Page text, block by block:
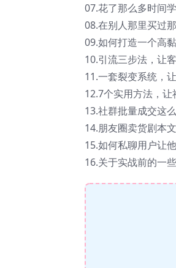
07.花了那么多时间
08.在别人那里买过
09.如何打造一个高
10.引流三步法，让
11.一套裂变系统，
12.7个实用方法，
13.社群批量成交这
14.朋友圈卖货剧本
15.如何私聊用户让
16.关于实战前的一